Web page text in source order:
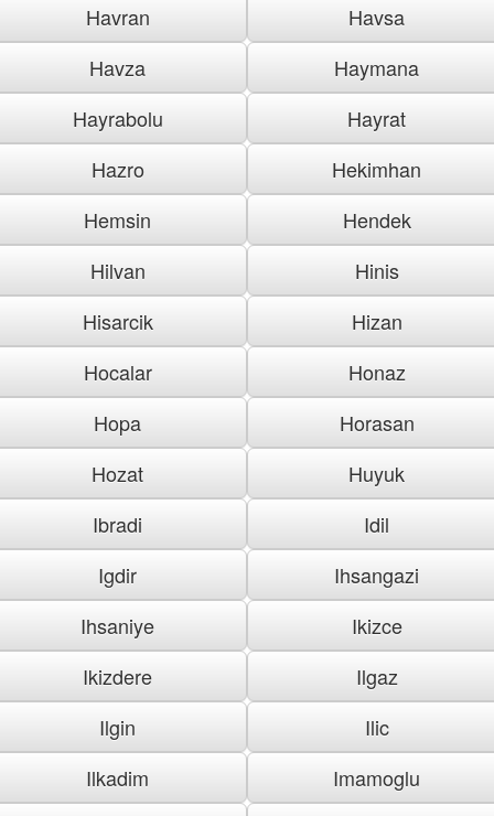
Havran
Havsa
Havza
Haymana
Hayrabolu
Hayrat
Hazro
Hekimhan
Hemsin
Hendek
Hilvan
Hinis
Hisarcik
Hizan
Hocalar
Honaz
Hopa
Horasan
Hozat
Huyuk
Ibradi
Idil
Igdir
Ihsangazi
Ihsaniye
Ikizce
Ikizdere
Ilgaz
Ilgin
Ilic
Ilkadim
Imamoglu